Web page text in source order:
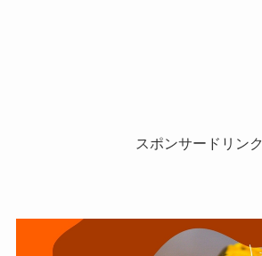
スポンサードリンク